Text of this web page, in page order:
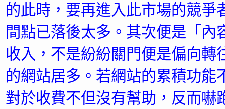
的此時，要再進入此市場的競
間點已落後太多。其次便是「
收入，不是紛紛關門便是偏向轉
的網站居多。若網站的累積功
對於收費不但沒有幫助，反而嚇